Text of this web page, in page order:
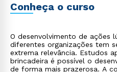
Conheça o curso
O desenvolvimento de ações
diferentes organizações tem
extrema relevância. Estudos
brincadeira é possível o
de forma mais prazerosa. A